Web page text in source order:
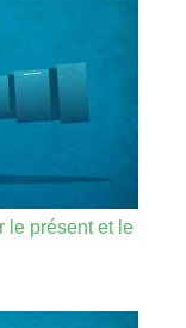
le présent et le